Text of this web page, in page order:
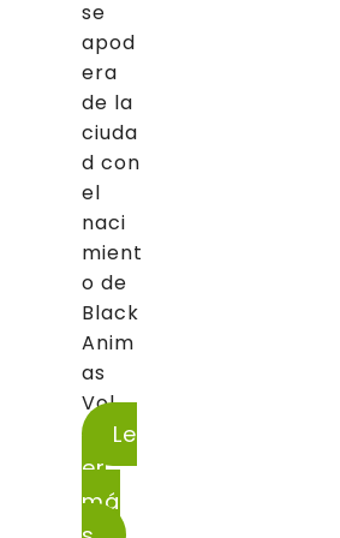
se
apod
era
de la
ciuda
d con
el
naci
mient
o de
Black
Anim
as
Vol....
Le
er
má